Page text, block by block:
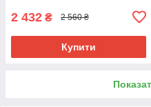
2 432 ₴ 2 560 ₴
Купити